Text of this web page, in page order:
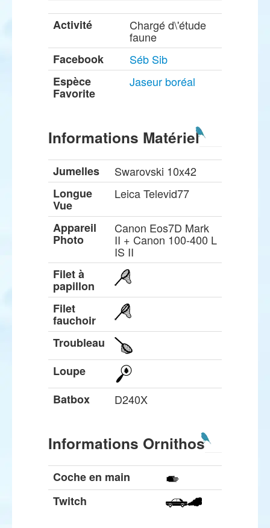
Activité Chargé d\'étude
faune
Facebook
Séb Sib
Espèce
Favorite
Jaseur boréal
Informations Matériel
Jumelles
Swarovski 10x42
Longue
Vue
Leica Televid77
Appareil
Photo
Canon Eos7D Mark
II + Canon 100-400 L
IS II
Filet à
papillon
Filet
fauchoir
Troubleau
Loupe
Batbox
D240X
Informations Ornithos
Coche en main
Twitch